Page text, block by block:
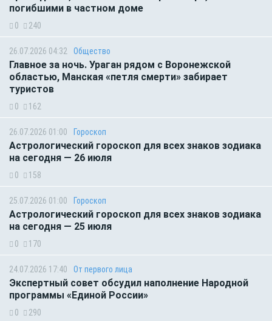
погибшими в частном доме
0 240
26.07.2026 04:32 Общество
Главное за ночь. Ураган рядом с Воронежской
областью, Манская «петля смерти» забирает
туристов
0 162
26.07.2026 01:00 Гороскоп
Астрологический гороскоп для всех знаков зодиака
на сегодня — 26 июля
0 158
25.07.2026 01:00 Гороскоп
Астрологический гороскоп для всех знаков зодиака
на сегодня — 25 июля
0 170
24.07.2026 17:40 От первого лица
Экспертный совет обсудил наполнение Народной
программы «Единой России»
0 290